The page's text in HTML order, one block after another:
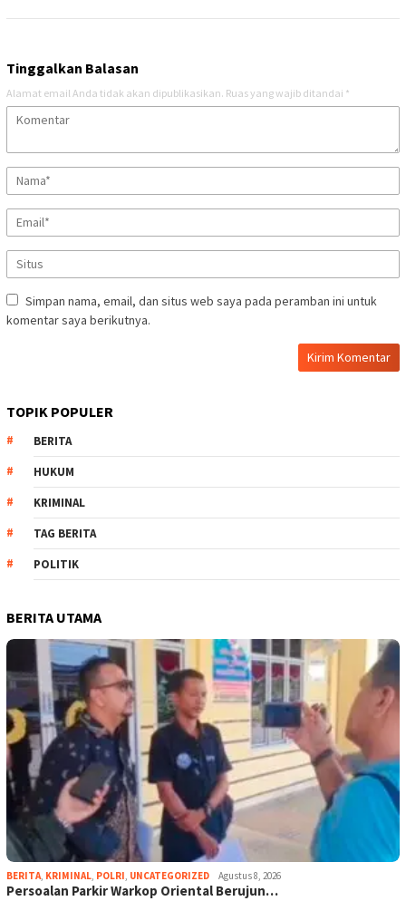
Tinggalkan Balasan
Alamat email Anda tidak akan dipublikasikan. Ruas yang wajib ditandai *
Simpan nama, email, dan situs web saya pada peramban ini untuk
komentar saya berikutnya.
TOPIK POPULER
BERITA
HUKUM
KRIMINAL
TAG BERITA
POLITIK
BERITA UTAMA
BERITA, KRIMINAL, POLRI, UNCATEGORIZED Agustus 8, 2026
Persoalan Parkir Warkop Oriental Berujun…